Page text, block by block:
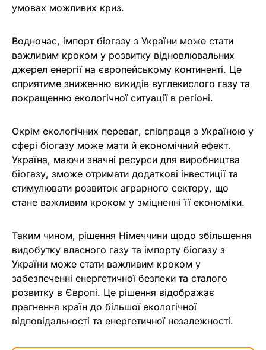
умовах можливих криз.
Водночас, імпорт біогазу з України може стати
важливим кроком у розвитку відновлювальних
джерел енергії на європейському континенті. Це
сприятиме зниженню викидів вуглекислого газу та
покращенню екологічної ситуації в регіоні.
Окрім екологічних переваг, співпраця з Україною у
сфері біогазу може мати й економічний ефект.
Україна, маючи значні ресурси для виробництва
біогазу, зможе отримати додаткові інвестиції та
стимулювати розвиток аграрного сектору, що
стане важливим кроком у зміцненні її економіки.
Таким чином, рішення Німеччини щодо збільшення
видобутку власного газу та імпорту біогазу з
України може стати важливим кроком у
забезпеченні енергетичної безпеки та сталого
розвитку в Європі. Це рішення відображає
прагнення країн до більшої екологічної
відповідальності та енергетичної незалежності.